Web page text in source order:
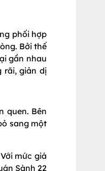
phối hợp
Bởi thế
gần nhau
rãi, giản dị
quen. Bên
sang một
mức giá
Sành 22